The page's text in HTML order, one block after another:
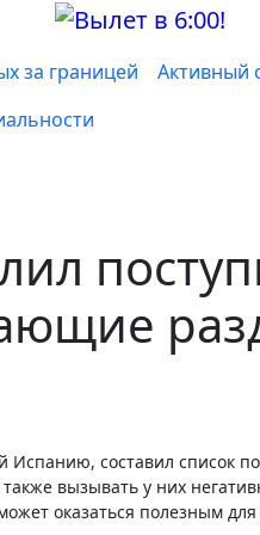
за границей Активный
вызывать у них
оказаться полезным